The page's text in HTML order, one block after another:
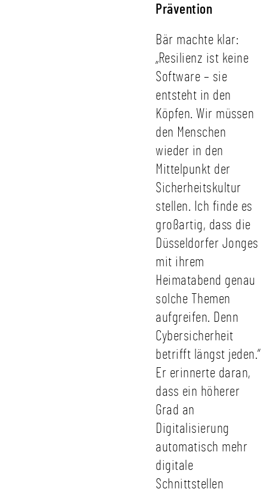
Prävention
Bär machte klar:
„Resilienz ist keine
Software – sie
entsteht in den
Köpfen. Wir müssen
den Menschen
wieder in den
Mittelpunkt der
Sicherheitskultur
stellen. Ich finde es
großartig, dass die
Düsseldorfer Jonges
mit ihrem
Heimatabend genau
solche Themen
aufgreifen. Denn
Cybersicherheit
betrifft längst jeden.“
Er erinnerte daran,
dass ein höherer
Grad an
Digitalisierung
automatisch mehr
digitale
Schnittstellen